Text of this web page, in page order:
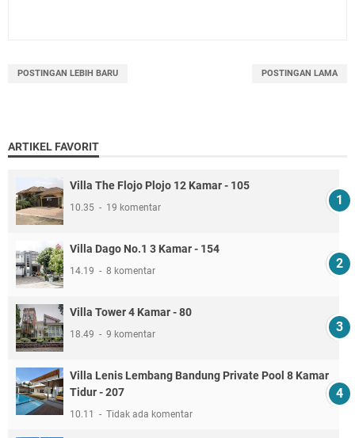
POSTINGAN LEBIH BARU POSTINGAN LAMA
ARTIKEL FAVORIT
Villa The Flojo Plojo 12 Kamar - 105
10.35 19 komentar
Villa Dago No.1 3 Kamar - 154
14.19 8 komentar
Villa Tower 4 Kamar - 80
18.49 9 komentar
Villa Lenis Lembang Bandung Private Pool 8 Kamar
Tidur - 207
10.11 Tidak ada komentar